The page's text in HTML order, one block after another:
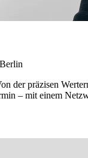
der präzisen
– mit einem